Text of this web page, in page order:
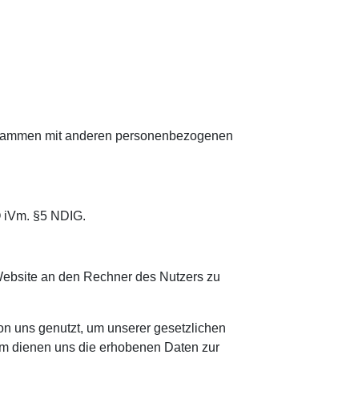
mit anderen personenbezogenen
§5 NDIG.
an den Rechner des Nutzers zu
uns genutzt, um unserer gesetzlichen
dienen uns die erhobenen Daten zur